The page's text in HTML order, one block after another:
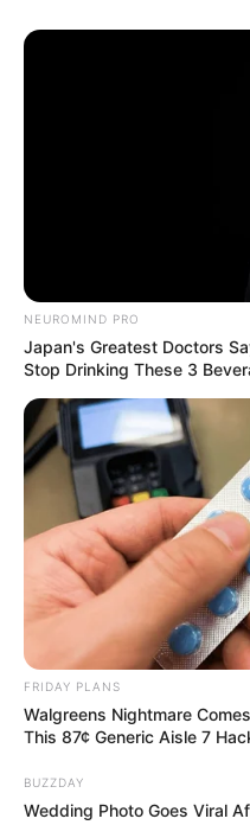
NEUROMIND PRO
Japan's Greatest Doctors
Stop Drinking These 3
FRIDAY PLANS
Walgreens Nightmare
This 87¢ Generic Aisle 7
BUZZDAY
Wedding Photo Goes Viral